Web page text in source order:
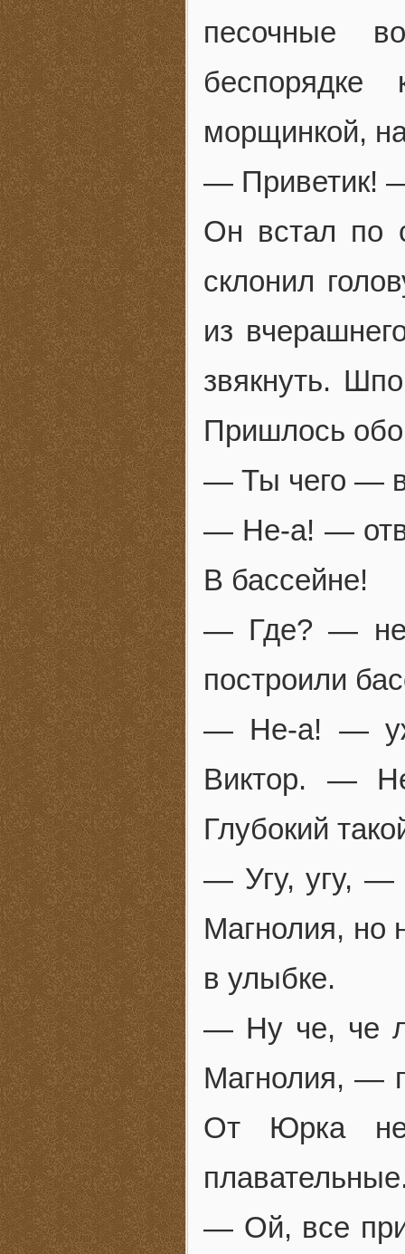
песочные
беспорядке
морщинкой,
— Приветик!
Он встал по
склонил
из
звякнуть.
Пришлось
— Ты чего —
— Не-а! —
В бассейне!
— Где? — не
построили
— Не-а! —
Виктор. —
Глубокий
— Угу, угу, —
Магнолия, но
в улыбке.
— Ну че, че
Магнолия, —
От Юрка
— Ой, все